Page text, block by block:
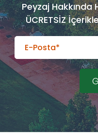
Peyzaj
ÜCRETSİZ